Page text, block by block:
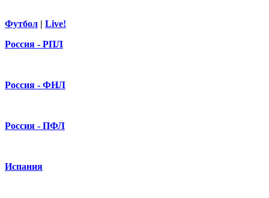
Футбол | Live!
Россия - РПЛ
Россия - ФНЛ
Россия - ПФЛ
Испания